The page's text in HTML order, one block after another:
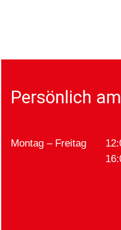
Persönlich
Montag – Freitag